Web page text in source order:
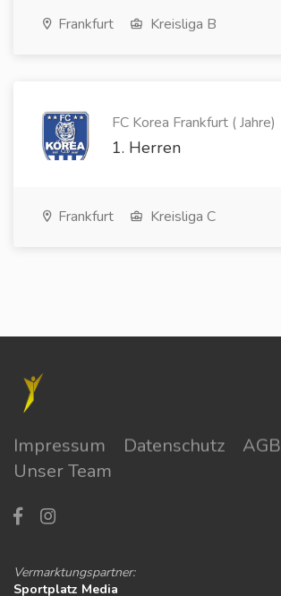
Frankfurt Kreisliga B
FC Korea Frankfurt ( Jahre)
1. Herren
Frankfurt Kreisliga C
Impressum Datenschutz AGB
Unser Team
Vermarktungspartner:
Sportplatz Media